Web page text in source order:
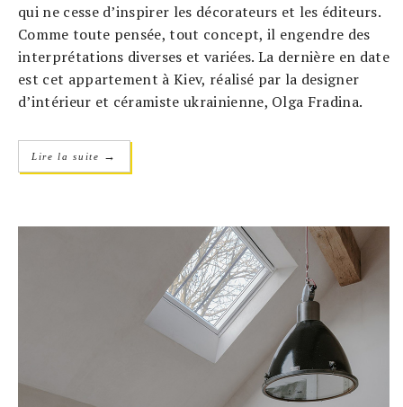
qui ne cesse d’inspirer les décorateurs et les éditeurs.
Comme toute pensée, tout concept, il engendre des
interprétations diverses et variées. La dernière en date
est cet appartement à Kiev, réalisé par la designer
d’intérieur et céramiste ukrainienne, Olga Fradina.
Lire la suite →